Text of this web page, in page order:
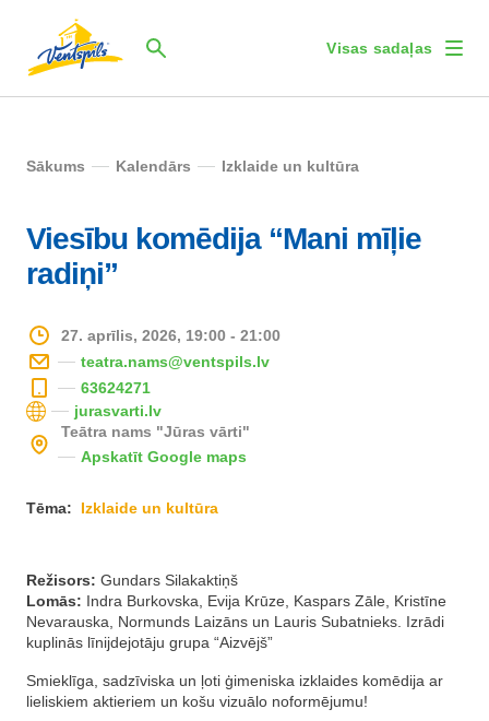
Visas sadaļas
Sākums Kalendārs Izklaide un kultūra
Viesību komēdija “Mani mīļie
radiņi”
27. aprīlis, 2026, 19:00 - 21:00
teatra.nams@ventspils.lv
63624271
jurasvarti.lv
Teātra nams "Jūras vārti"
Apskatīt Google maps
Tēma: Izklaide un kultūra
Režisors: Gundars Silakaktiņš
Lomās: Indra Burkovska, Evija Krūze, Kaspars Zāle, Kristīne
Nevarauska, Normunds Laizāns un Lauris Subatnieks. Izrādi
kuplinās līnijdejotāju grupa “Aizvējš”
Smieklīga, sadzīviska un ļoti ģimeniska izklaides komēdija ar
lieliskiem aktieriem un košu vizuālo noformējumu!